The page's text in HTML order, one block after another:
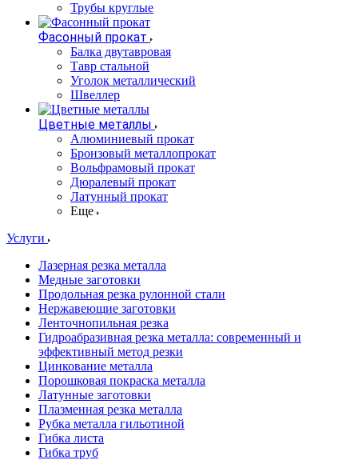
Трубы круглые
Фасонный прокат
Балка двутавровая
Тавр стальной
Уголок металлический
Швеллер
Цветные металлы
Алюминиевый прокат
Бронзовый металлопрокат
Вольфрамовый прокат
Дюралевый прокат
Латунный прокат
Еще
Услуги
Лазерная резка металла
Медные заготовки
Продольная резка рулонной стали
Нержавеющие заготовки
Ленточнопильная резка
Гидроабразивная резка металла: современный и
эффективный метод резки
Цинкование металла
Порошковая покраска металла
Латунные заготовки
Плазменная резка металла
Рубка металла гильотиной
Гибка листа
Гибка труб